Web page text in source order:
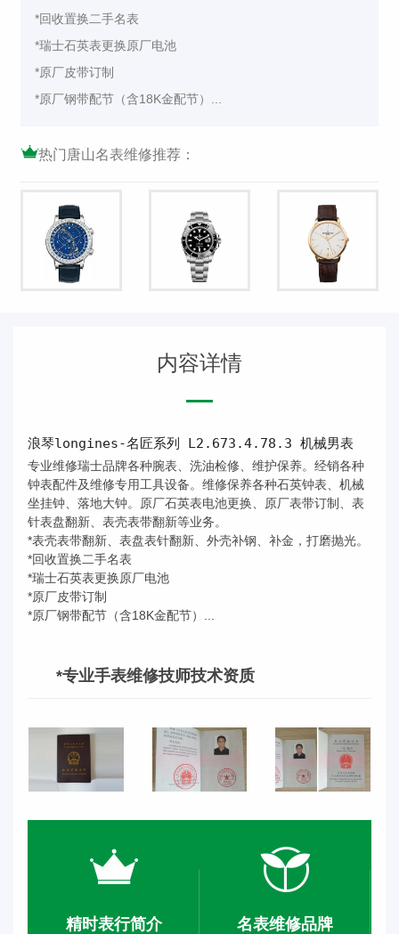
*回收置换二手名表
*瑞士石英表更换原厂电池
*原厂皮带订制
*原厂钢带配节（含18K金配节）...
热门唐山名表维修推荐：
内容详情
浪琴longines-名匠系列 L2.673.4.78.3 机械男表
专业维修瑞士品牌各种腕表、洗油检修、维护保养。经销各种
钟表配件及维修专用工具设备。维修保养各种石英钟表、机械
坐挂钟、落地大钟。原厂石英表电池更换、原厂表带订制、表
针表盘翻新、表壳表带翻新等业务。
*表壳表带翻新、表盘表针翻新、外壳补钢、补金，打磨抛光。
*回收置换二手名表
*瑞士石英表更换原厂电池
*原厂皮带订制
*原厂钢带配节（含18K金配节）...
*专业手表维修技师技术资质
精时表行简介 名表维修品牌